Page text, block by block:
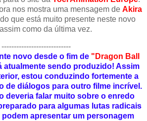
nos mostra uma mensagem de Akira
que está muito presente neste novo
como da última vez.
----------------------------
novo desde o fim de "Dragon Ball
atualmente sendo produzido! Assim
estou conduzindo fortemente a
de diálogos para outro filme incrível.
deveria falar muito sobre o enredo
para algumas lutas radicais
apresentar um personagem